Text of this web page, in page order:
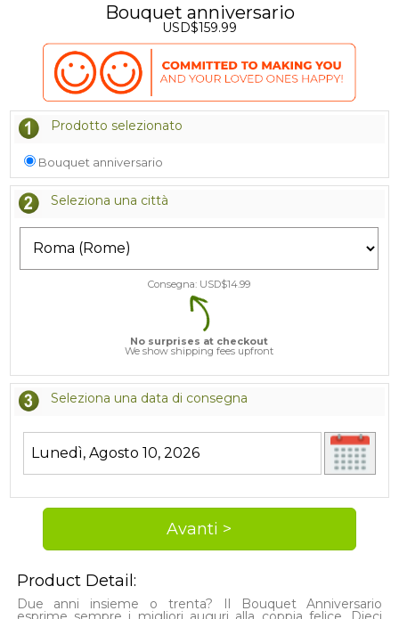
Bouquet anniversario
USD$159.99
Prodotto selezionato
Bouquet anniversario
Seleziona una città
Consegna: USD$14.99
No surprises at checkout
We show shipping fees upfront
Seleziona una data di consegna
Product Detail:
Due anni insieme o trenta? Il Bouquet Anniversario